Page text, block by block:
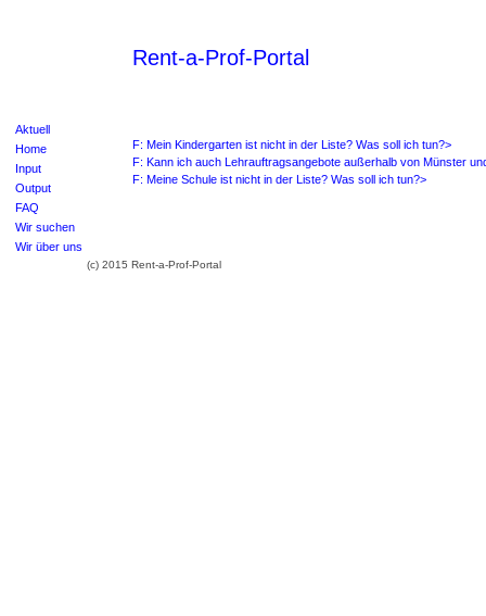
Rent-a-Prof-Portal
Aktuell
Home
Input
Output
FAQ
Wir suchen
Wir über uns
F: Mein Kindergarten ist nicht in der Liste? Was soll ich tun?>
F: Kann ich auch Lehrauftragsangebote außerhalb von Münster
F: Meine Schule ist nicht in der Liste? Was soll ich tun?>
(c) 2015 Rent-a-Prof-Portal